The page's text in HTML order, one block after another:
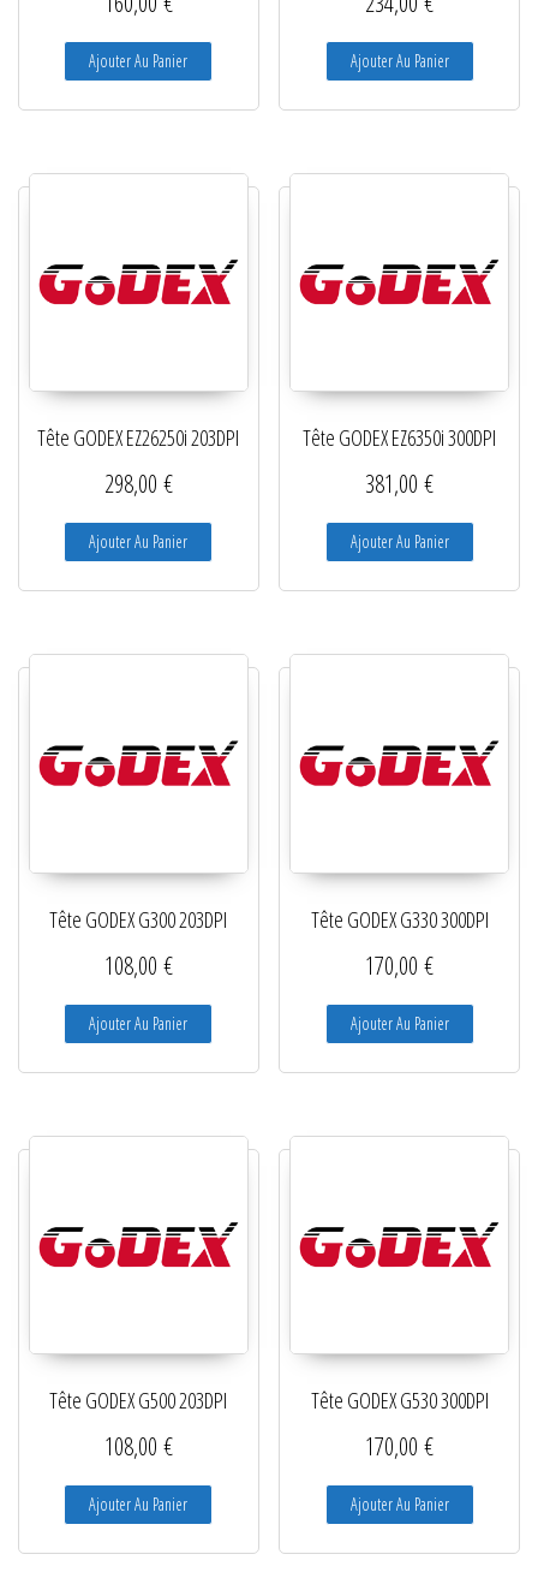
Ajouter Au Panier Ajouter Au Panier
Tête GODEX EZ26250i 203DPI
298,00 €
Ajouter Au Panier
Tête GODEX EZ6350i 300DPI
381,00€
Ajouter Au Panier
Tête GODEX G300 203DPI
108,00 €
Ajouter Au Panier
Tête GODEX G330 300DPI
170,00€
Ajouter Au Panier
Tête GODEX G500 203DPI
108,00 €
Ajouter Au Panier
Tête GODEX G530 300DPI
170,00€
Ajouter Au Panier